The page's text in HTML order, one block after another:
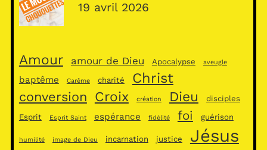
19 avril 2026
Amour amour de Dieu Apocalypse aveugle
baptême Carême charité Christ
conversion Croix création Dieu disciples
Esprit Esprit Saint espérance fidélité foi guérison
humilité image de Dieu incarnation justice Jésus